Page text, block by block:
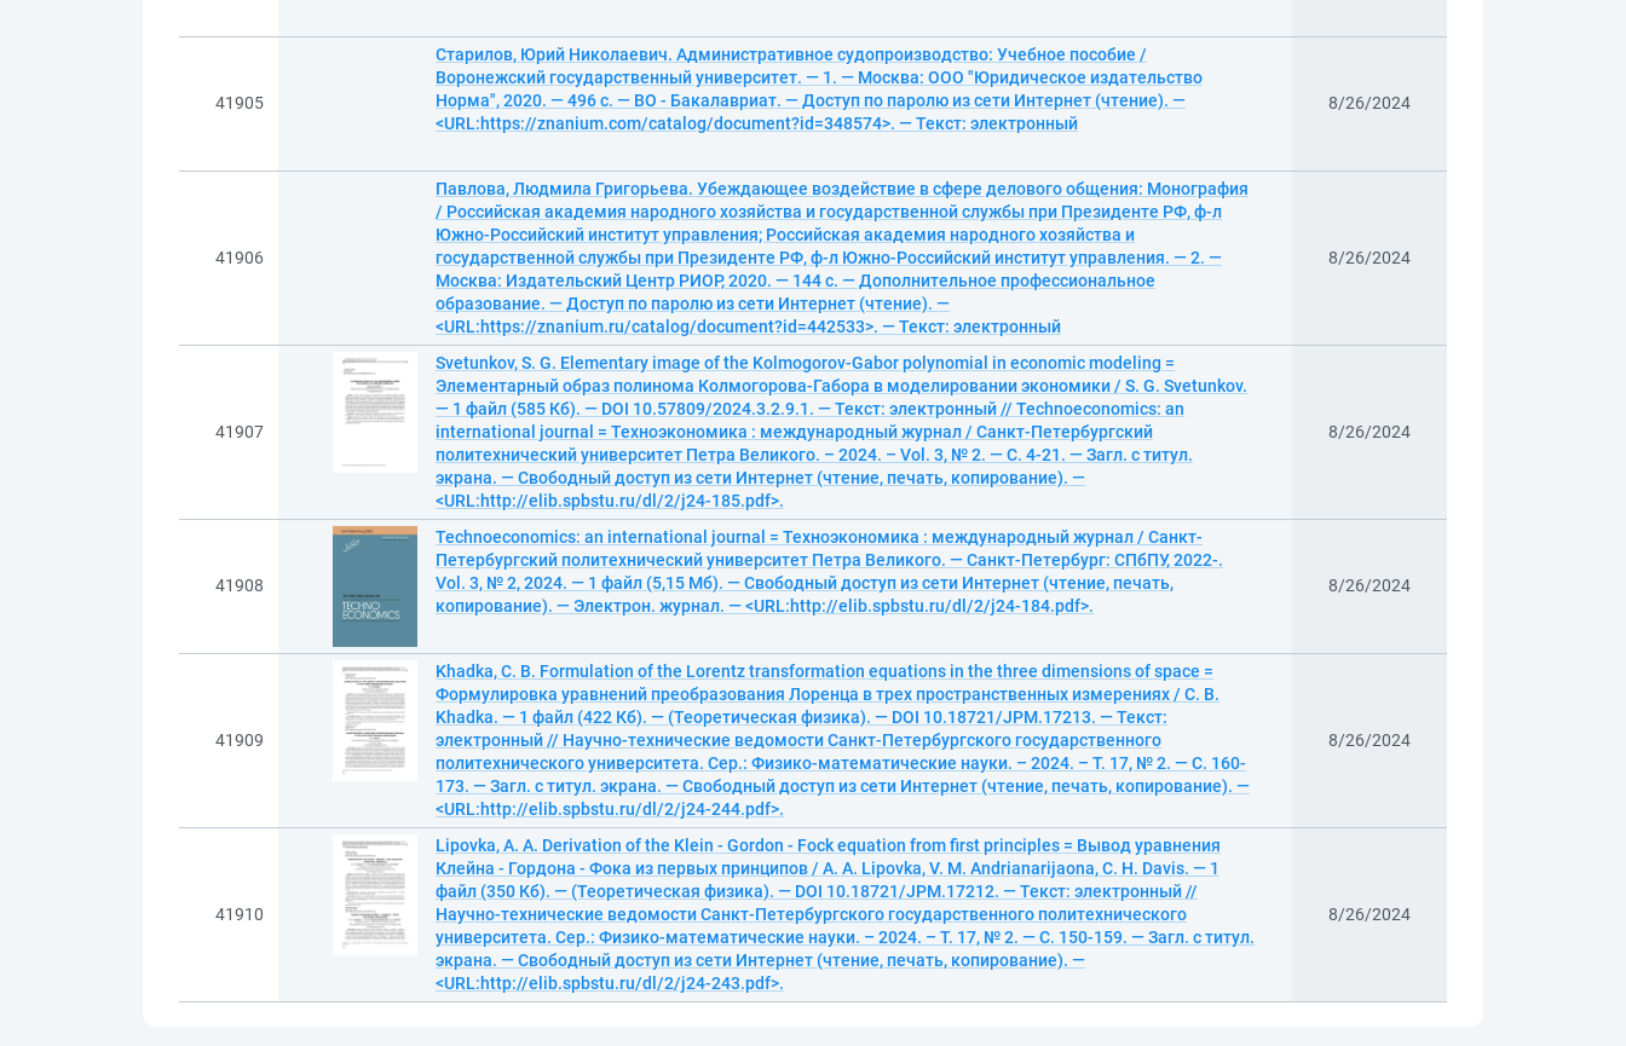
41905
Старилов, Юрий Николаевич. Административное судопроизводство: Учебное пособие /
Воронежский государственный университет. — 1. — Москва: ООО "Юридическое издательство
Норма", 2020. — 496 с. — ВО - Бакалавриат. — Доступ по паролю из сети Интернет (чтение). —
<URL:https://znanium.com/catalog/document?id=348574>. — Текст: электронный
8/26/2024
41906
Павлова, Людмила Григорьева. Убеждающее воздействие в сфере делового общения: Монография
/ Российская академия народного хозяйства и государственной службы при Президенте РФ, ф-л
Южно-Российский институт управления; Российская академия народного хозяйства и
государственной службы при Президенте РФ, ф-л Южно-Российский институт управления. — 2. —
Москва: Издательский Центр РИОР, 2020. — 144 с. — Дополнительное профессиональное
образование. — Доступ по паролю из сети Интернет (чтение). —
<URL:https://znanium.ru/catalog/document?id=442533>. — Текст: электронный
8/26/2024
41907
Svetunkov, S. G. Elementary image of the Kolmogorov-Gabor polynomial in economic modeling =
Элементарный образ полинома Колмогорова-Габора в моделировании экономики / S. G. Svetunkov.
— 1 файл (585 Кб). — DOI 10.57809/2024.3.2.9.1. — Текст: электронный // Technoeconomics: an
international journal = Техноэкономика : международный журнал / Санкт-Петербургский
политехнический университет Петра Великого. – 2024. – Vol. 3, № 2. — С. 4-21. — Загл. с титул.
экрана. — Свободный доступ из сети Интернет (чтение, печать, копирование). —
<URL:http://elib.spbstu.ru/dl/2/j24-185.pdf>.
8/26/2024
41908
Technoeconomics: an international journal = Техноэкономика : международный журнал / Санкт-
Петербургский политехнический университет Петра Великого. — Санкт-Петербург: СПбПУ, 2022-.
Vol. 3, № 2, 2024. — 1 файл (5,15 Мб). — Свободный доступ из сети Интернет (чтение, печать,
копирование). — Электрон. журнал. — <URL:http://elib.spbstu.ru/dl/2/j24-184.pdf>.
8/26/2024
41909
Khadka, C. B. Formulation of the Lorentz transformation equations in the three dimensions of space =
Формулировка уравнений преобразования Лоренца в трех пространственных измерениях / C. B.
Khadka. — 1 файл (422 Кб). — (Теоретическая физика). — DOI 10.18721/JPM.17213. — Текст:
электронный // Научно-технические ведомости Санкт-Петербургского государственного
политехнического университета. Сер.: Физико-математические науки. – 2024. – Т. 17, № 2. — С. 160-
173. — Загл. с титул. экрана. — Свободный доступ из сети Интернет (чтение, печать, копирование). —
<URL:http://elib.spbstu.ru/dl/2/j24-244.pdf>.
8/26/2024
41910
Lipovka, A. A. Derivation of the Klein - Gordon - Fock equation from first principles = Вывод уравнения
Клейна - Гордона - Фока из первых принципов / A. A. Lipovka, V. M. Andrianarijaona, C. H. Davis. — 1
файл (350 Кб). — (Теоретическая физика). — DOI 10.18721/JPM.17212. — Текст: электронный //
Научно-технические ведомости Санкт-Петербургского государственного политехнического
университета. Сер.: Физико-математические науки. – 2024. – Т. 17, № 2. — С. 150-159. — Загл. с титул.
экрана. — Свободный доступ из сети Интернет (чтение, печать, копирование). —
<URL:http://elib.spbstu.ru/dl/2/j24-243.pdf>.
8/26/2024